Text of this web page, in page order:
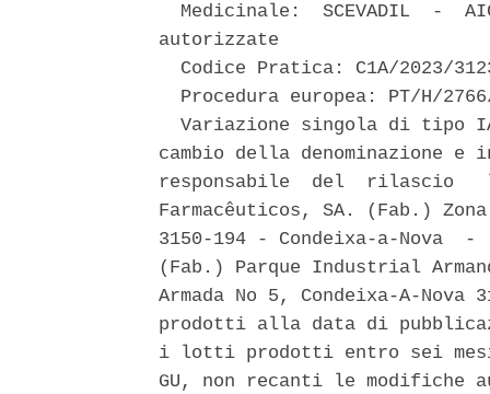
Medicinale:  SCEVADIL  -
autorizzate
Codice Pratica: C1A/2023/
Procedura europea: PT/H/
Variazione singola di tipo
cambio della
responsabile  del  rilascio
Farmacêuticos, SA. (Fab.)
3150-194 - Condeixa-a-Nova
(Fab.) Parque Industrial
Armada No 5, Condeixa-A-
prodotti alla data di
i lotti prodotti entro sei
GU, non recanti le modifiche